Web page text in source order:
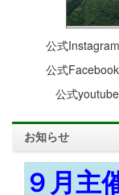
公式Instagram
公式Facebook
公式youtube
お知らせ
９月主